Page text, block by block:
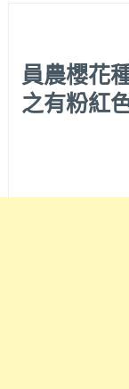
員農櫻花
之有粉紅